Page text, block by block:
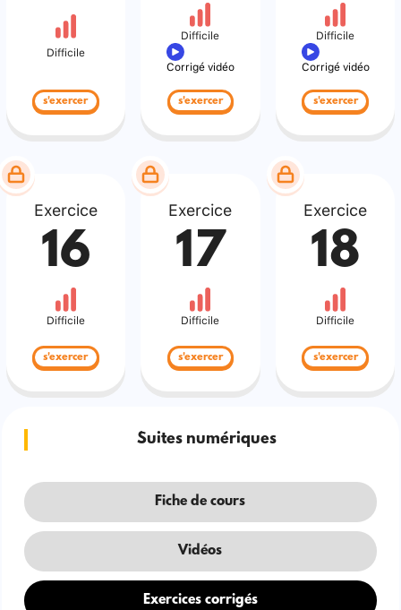
Difficile
s'exercer
Difficile
Corrigé vidéo
s'exercer
Difficile
Corrigé vidéo
s'exercer
Exercice
16
Difficile
s'exercer
Exercice
17
Difficile
s'exercer
Exercice
18
Difficile
s'exercer
Suites numériques
Fiche de cours
Vidéos
Exercices corrigés